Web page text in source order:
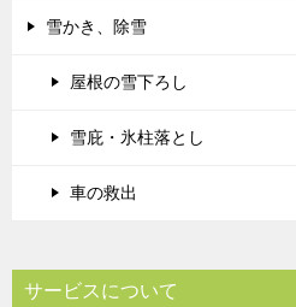
雪かき、除雪
屋根の雪下ろし
雪庇・氷柱落とし
車の救出
サービスについて